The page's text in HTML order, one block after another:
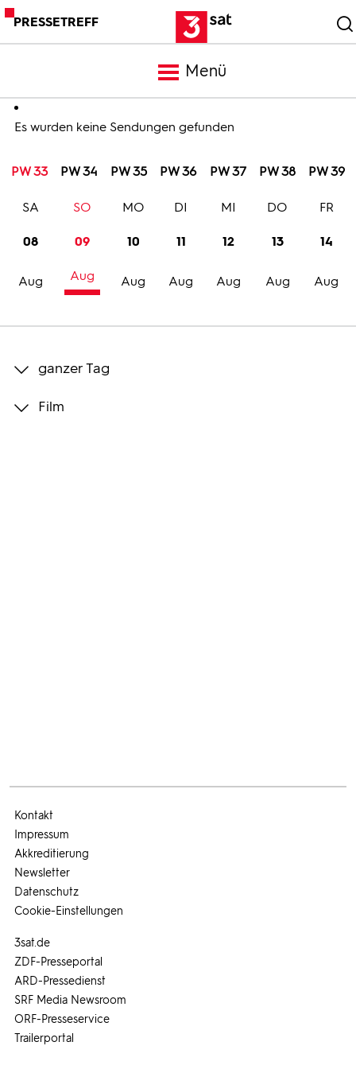
PRESSETREFF
Menü
Meldungen
Programm
Trailer
Bilder
Es wurden keine Sendungen gefunden
PW 33 PW 34 PW 35 PW 36 PW 37 PW 38 PW 39
08
Aug
SA
09
Aug
SO
10
Aug
MO
11
Aug
DI
12
Aug
MI
13
Aug
DO
14
Aug
FR
ganzer Tag
Film
3sat.de
ZDF-Presseportal
ARD-Pressedienst
SRF Media Newsroom
ORF-Presseservice
Trailerportal
Kontakt
Impressum
Akkreditierung
Newsletter
Datenschutz
Cookie-Einstellungen